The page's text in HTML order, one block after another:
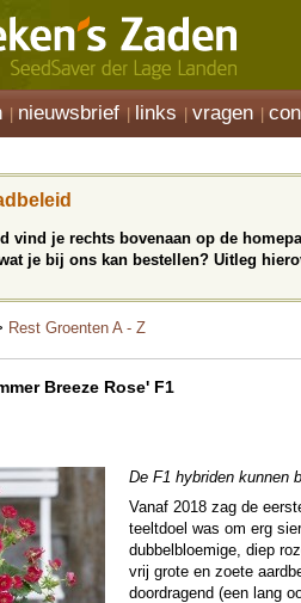
nieuwsbrief links vragen
vind je rechts bovenaan op de
je bij ons kan bestellen? Uitleg
Rest Groenten A - Z
Breeze Rose' F1
De F1 hybriden kunnen
Vanaf 2018 zag de
teeltdoel was om erg
dubbelbloemige, diep
vrij grote en zoete
doordragend (een lang